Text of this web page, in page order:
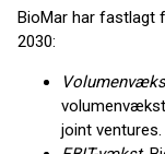
BioMar har fastlagt
2030:
joint ventures.